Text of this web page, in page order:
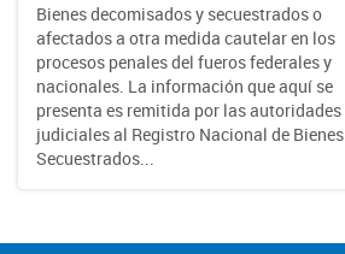
Bienes decomisados y secuestrados o
afectados a otra medida cautelar en los
procesos penales del fueros federales y
nacionales. La información que aquí se
presenta es remitida por las autoridades
judiciales al Registro Nacional de Bienes
Secuestrados...